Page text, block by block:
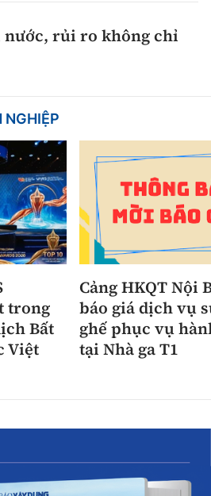
nước, rủi ro không chỉ
NGHIỆP
trong
Bất
Việt
Cảng HKQT Nội
báo giá dịch vụ
ghế phục vụ
tại Nhà ga T1